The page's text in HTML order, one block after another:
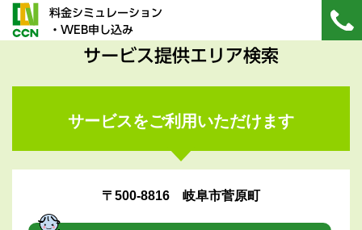
料金シミュレーション
・WEB申し込み
サービス提供エリア検索
サービスをご利用いただけます
〒500-8816 岐阜市菅原町